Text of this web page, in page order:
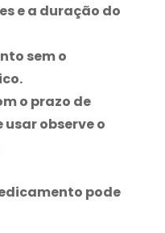
e a duração do
sem o
o prazo de
observe o
pode